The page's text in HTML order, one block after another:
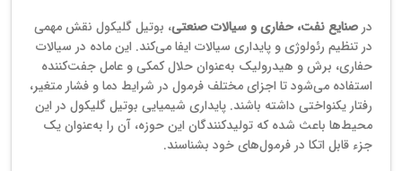
در صنایع نفت، حفاری و سیالات صنعتی، بوتیل گلیکول نقش مهمی
در تنظیم رئولوژی و پایداری سیالات ایفا می‌کند. این ماده در سیالات
حفاری، برش و هیدرولیک به‌عنوان حلال کمکی و عامل جفت‌کننده
استفاده می‌شود تا اجزای مختلف فرمول در شرایط دما و فشار متغیر،
رفتار یکنواختی داشته باشند. پایداری شیمیایی بوتیل گلیکول در این
محیط‌ها باعث شده که تولیدکنندگان این حوزه، آن را به‌عنوان یک
جزء قابل اتکا در فرمول‌های خود بشناسند.